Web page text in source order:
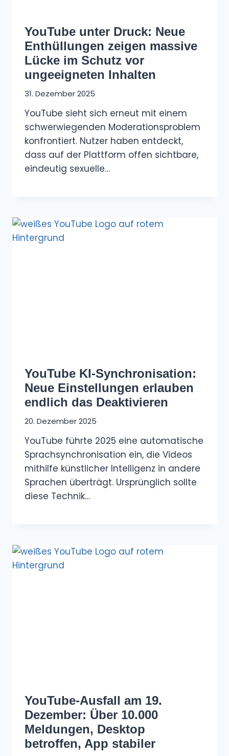
YouTube unter Druck: Neue
Enthüllungen zeigen massive
Lücke im Schutz vor
ungeeigneten Inhalten
31. Dezember 2025
YouTube sieht sich erneut mit einem
schwerwiegenden Moderationsproblem
konfrontiert. Nutzer haben entdeckt,
dass auf der Plattform offen sichtbare,
eindeutig sexuelle…
YouTube KI-Synchronisation:
Neue Einstellungen erlauben
endlich das Deaktivieren
20. Dezember 2025
YouTube führte 2025 eine automatische
Sprachsynchronisation ein, die Videos
mithilfe künstlicher Intelligenz in andere
Sprachen überträgt. Ursprünglich sollte
diese Technik…
YouTube-Ausfall am 19.
Dezember: Über 10.000
Meldungen, Desktop
betroffen, App stabiler